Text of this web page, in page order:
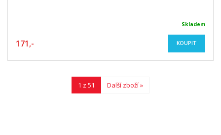
Skladem
171,- KOUPIT
1 z 51 Další zboží »